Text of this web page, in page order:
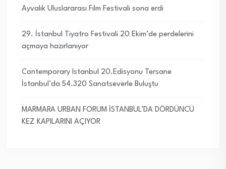
Ayvalık Uluslararası Film Festivali sona erdi
29. İstanbul Tiyatro Festivali 20 Ekim’de perdelerini
açmaya hazırlanıyor
Contemporary Istanbul 20.Edisyonu Tersane
İstanbul’da 54.320 Sanatseverle Buluştu
MARMARA URBAN FORUM İSTANBUL’DA DÖRDÜNCÜ
KEZ KAPILARINI AÇIYOR